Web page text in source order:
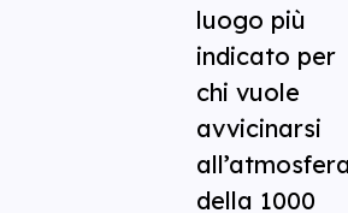
luogo più
indicato per
chi vuole
avvicinarsi
all’atmosfera
della 1000